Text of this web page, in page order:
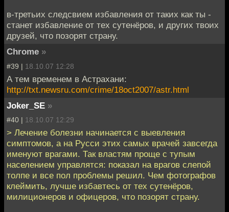
в-третьих следсвием избавления от таких как ты -
станет избавление от тех сутенёров, и других твоих
друзей, что позорят страну.
Chrome »
#39 | 18.10.07 12:28
А тем временем в Астрахани:
http://txt.newsru.com/crime/18oct2007/astr.html
Joker_SE »
#40 | 18.10.07 12:29
> Лечение болезни начинается с выевления
симптомов, а на Русси этих самых врачей завсегда
именуют врагами. Так властям проще с тупым
населением управлятся: показал на врагов слепой
толпе и все пол проблемы решил. Чем фотографов
клеймить, лучше избавтесь от тех сутенёров,
милиционеров и офицеров, что позорят страну.